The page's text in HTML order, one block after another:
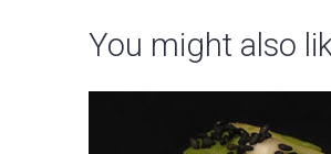
You might also